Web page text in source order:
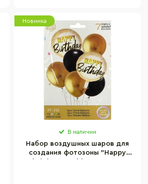
Новинка
В наличии
Набор воздушных шаров для
создания фотозоны "Happy